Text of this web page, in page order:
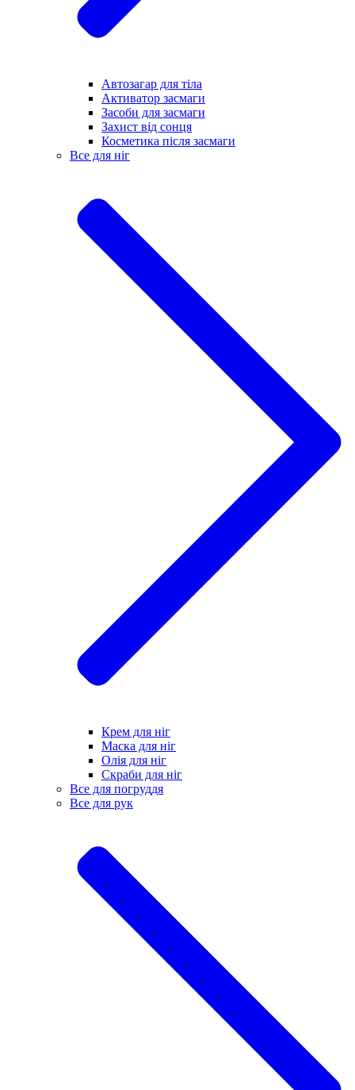
Автозагар для тіла
Активатор засмаги
Засоби для засмаги
Захист від сонця
Косметика після засмаги
Все для ніг
Крем для ніг
Маска для ніг
Олія для ніг
Скраби для ніг
Все для погруддя
Все для рук